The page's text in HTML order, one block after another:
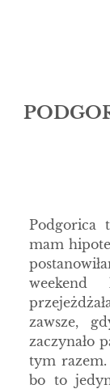
Podgorica
mam
zawsze,
zaczynało
tym razem.
bo to